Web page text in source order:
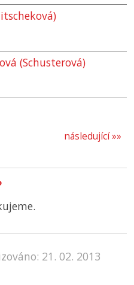
(Schusterová)
následující »»
21. 02. 2013